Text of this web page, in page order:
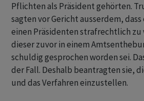
Pflichten als Präsident gehörten.
sagten vor Gericht ausserdem,
einen Präsidenten strafrechtlich zu
dieser zuvor in einem
schuldig gesprochen worden sei.
der Fall. Deshalb beantragten sie,
und das Verfahren einzustellen.